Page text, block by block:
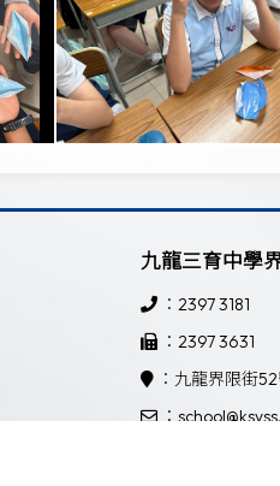
九龍三育中學
：2397 3181
：2397 3631
：九龍界限街
：